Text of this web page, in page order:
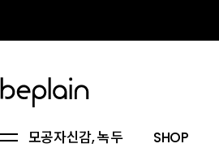
모공자신감, 녹두 SHOP